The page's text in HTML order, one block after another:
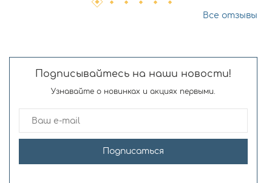
Все отзывы
Подписывайтесь на наши новости!
Узнавайте о новинках и акциях первыми.
Подписаться